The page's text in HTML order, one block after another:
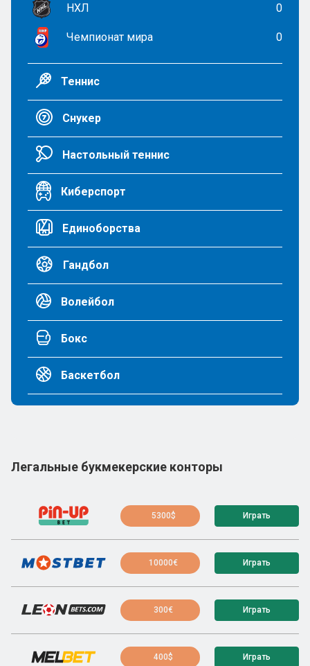
НХЛ 0
Чемпионат мира 0
Теннис
Снукер
Настольный теннис
Киберспорт
Единоборства
Гандбол
Волейбол
Бокс
Баскетбол
Легальные букмекерские конторы
5300$ Играть
10000€ Играть
300€ Играть
400$ Играть